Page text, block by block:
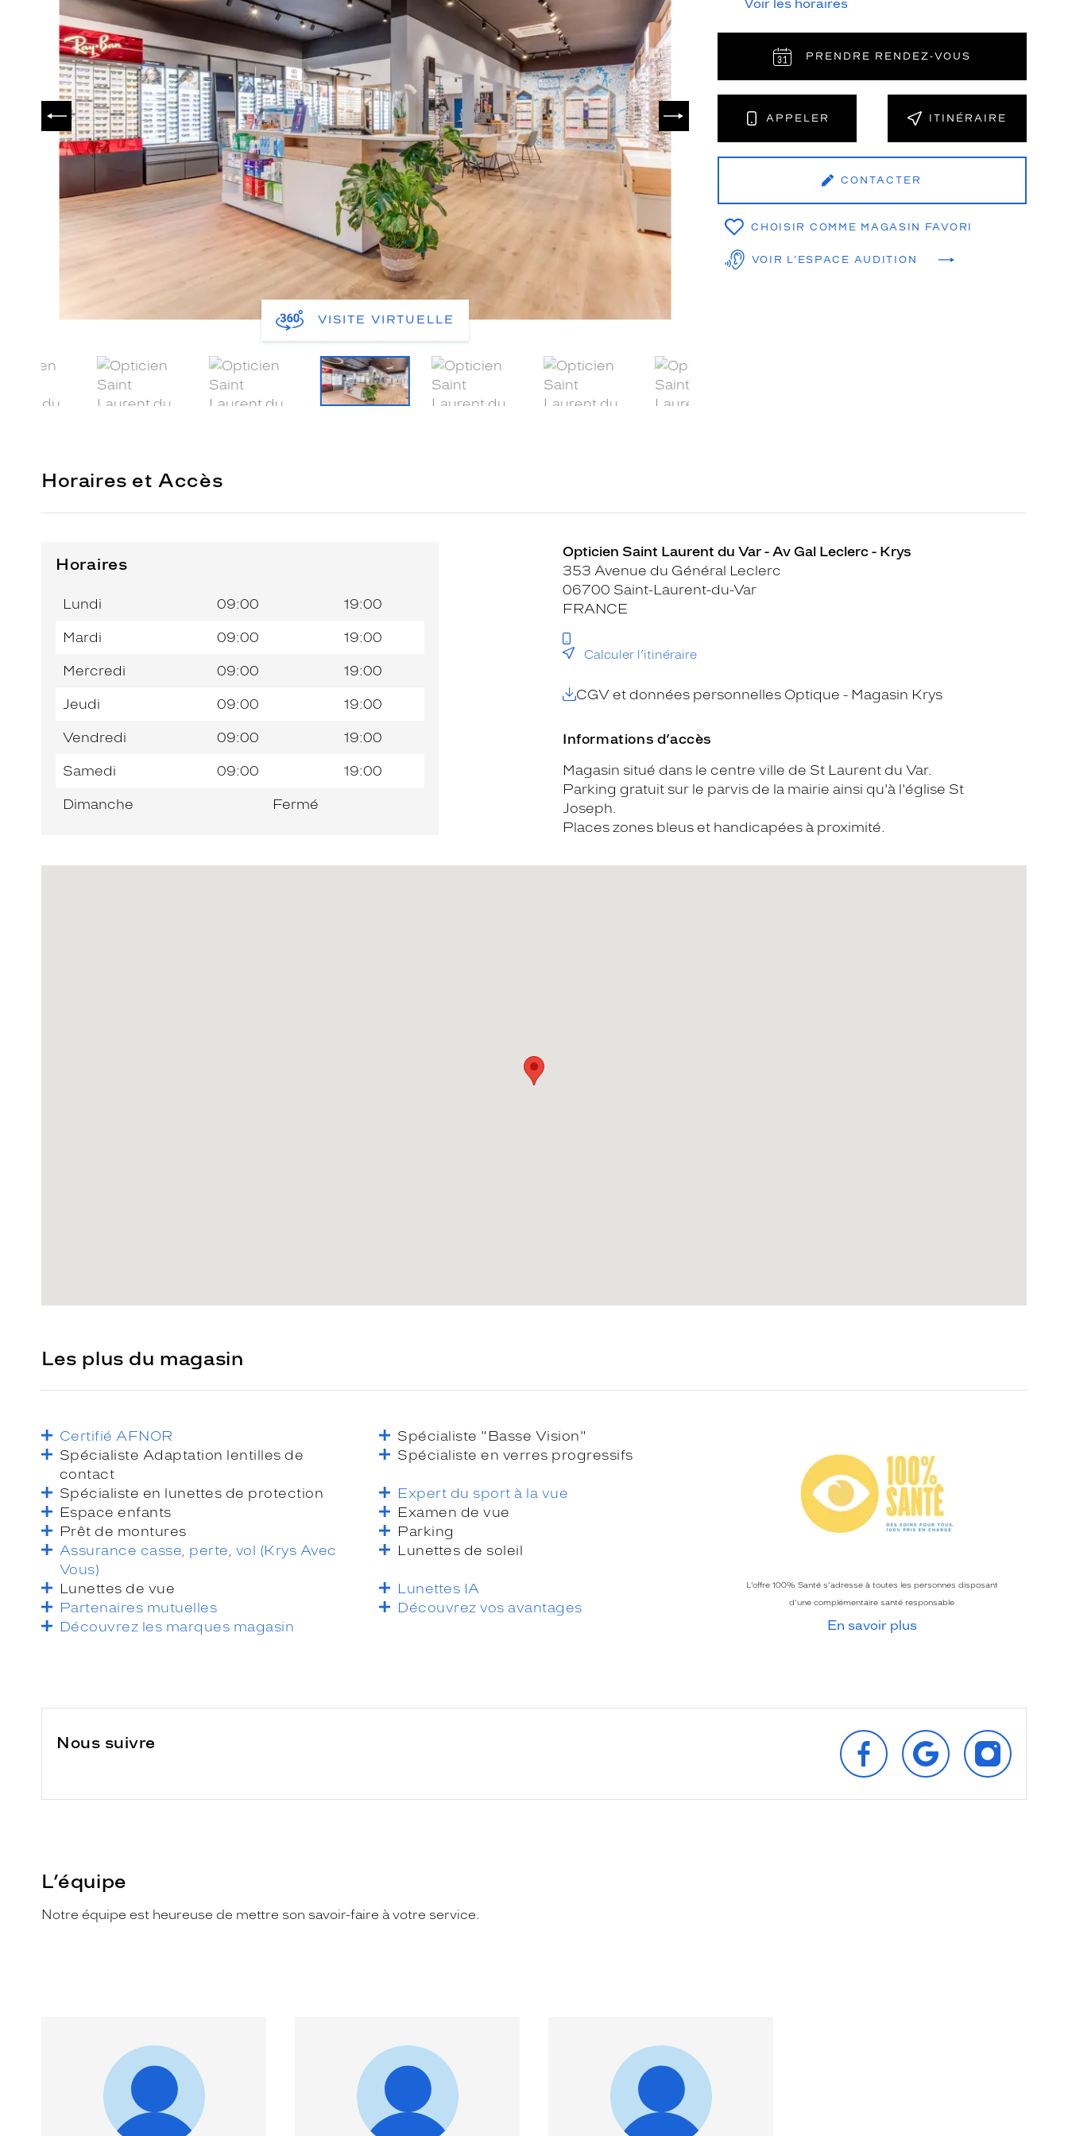
PRÉCÉDENT SUIVANT
VISITE VIRTUELLE
Voir les horaires
PRENDRE RENDEZ‑VOUS
APPELER ITINÉRAIRE
CONTACTER
CHOISIR COMME MAGASIN FAVORI
VOIR L'ESPACE AUDITION
Horaires et Accès
Horaires
Jour de
semaine
Horaires
l’après-
Lundi 09:00 19:00
Mardi 09:00 19:00
Mercredi 09:00 19:00
Jeudi 09:00 19:00
Vendredi 09:00 19:00
Samedi 09:00 19:00
Dimanche Fermé
Opticien Saint Laurent du Var - Av Gal Leclerc - Krys
353 Avenue du Général Leclerc
06700 Saint-Laurent-du-Var
FRANCE
Calculer l’itinéraire
CGV et données personnelles Optique - Magasin Krys
Informations d’accès
Magasin situé dans le centre ville de St Laurent du Var.
Parking gratuit sur le parvis de la mairie ainsi qu'à l'église St
Joseph.
Places zones bleus et handicapées à proximité.
Les plus du magasin
Certifié AFNOR
Spécialiste "Basse Vision"
Spécialiste Adaptation lentilles de
contact
Spécialiste en verres progressifs
Spécialiste en lunettes de protection
Expert du sport à la vue
Espace enfants
Examen de vue
Prêt de montures
Parking
Assurance casse, perte, vol (Krys Avec
Vous)
Lunettes de soleil
Lunettes de vue
Lunettes IA
Partenaires mutuelles
Découvrez vos avantages
Découvrez les marques magasin
L’offre 100% Santé s’adresse à toutes les personnes disposant
d’une complémentaire santé responsable
En savoir plus
Nous suivre
SUIVEZ‑NOUS
SUR
FACEBOOK
RETROUVEZ‑NOUS
SUR
GOOGLE
SUR
INSTAGRAM
L’équipe
Notre équipe est heureuse de mettre son savoir-faire à votre service.